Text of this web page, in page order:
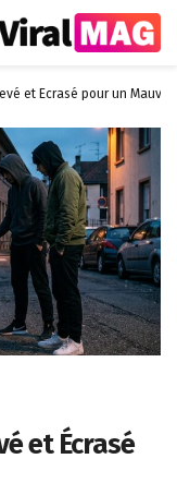
et Écrasé pour un
et Écrasé